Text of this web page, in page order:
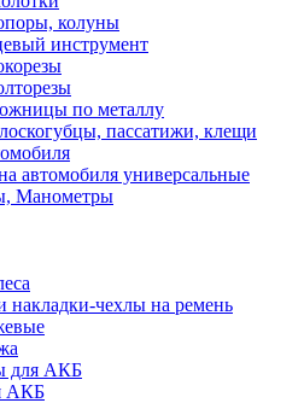
колуны
инструмент
по металлу
пассатижи, клещи
автомобиля универсальные
Манометры
накладки-чехлы на ремень
для АКБ
АКБ